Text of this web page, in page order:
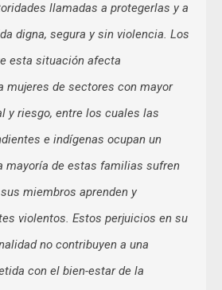
llamadas a protegerlas y a
digna, segura y sin violencia. Los
esta situación afecta
mujeres de sectores con mayor
y riesgo, entre los cuales las
e indígenas ocupan un
mayoría de estas familias sufren
miembros aprenden y
violentos. Estos perjuicios en su
no contribuyen a una
con el bien-estar de la